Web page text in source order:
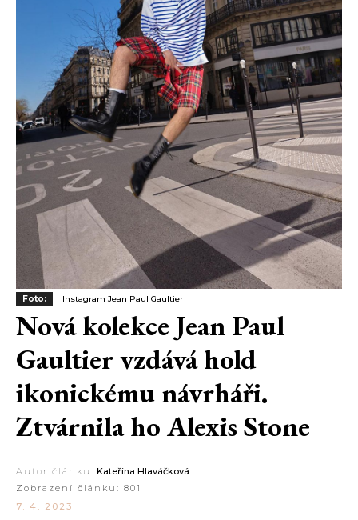
Foto: Instagram Jean Paul Gaultier
Nová kolekce Jean Paul
Gaultier vzdává hold
ikonickému návrháři.
Ztvárnila ho Alexis Stone
Autor článku: Kateřina Hlaváčková
Zobrazení článku: 801
7. 4. 2023